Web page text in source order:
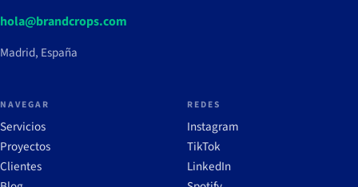
hola@brandcrops.com
Madrid, España
NAVEGAR
Servicios
Proyectos
Clientes
REDES
Instagram
TikTok
LinkedIn